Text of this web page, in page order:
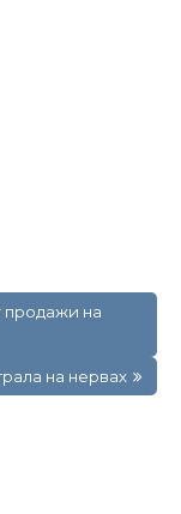
продажи на
на нервах